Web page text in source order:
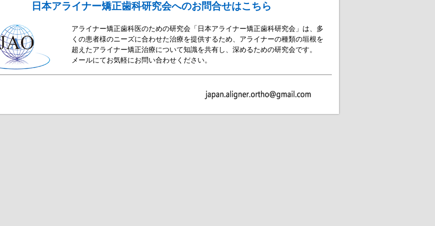
日本アライナー矯正歯科研究会へのお問合せはこちら
アライナー矯正歯科医のための研究会「日本アライナー矯正歯科研究会」は、多
くの患者様のニーズに合わせた治療を提供するため、アライナーの種類の垣根を
超えたアライナー矯正治療について知識を共有し、深めるための研究会です。
メールにてお気軽にお問い合わせください。